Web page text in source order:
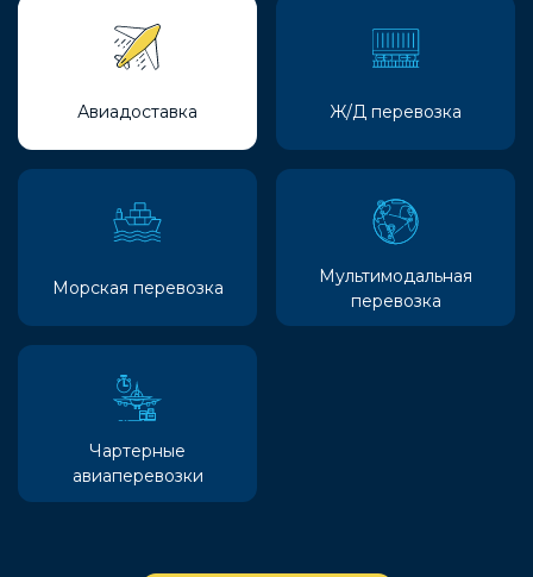
Авиадоставка Ж/Д перевозка
Морская перевозка
Мультимодальная
перевозка
Чартерные
авиаперевозки